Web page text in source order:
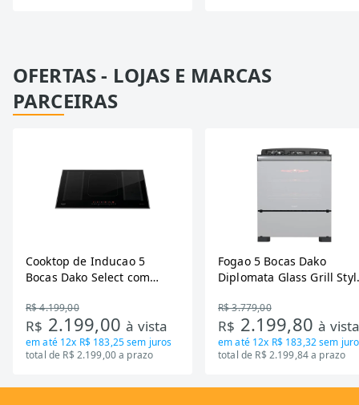
OFERTAS - LOJAS E MARCAS
PARCEIRAS
Cooktop de Inducao 5
Bocas Dako Select com
R$ 4.199,00
R$ 2.199,00à vista
em até 12x R$ 183,25sem juros
total de R$ 2.199,00 a prazo
Fogao 5 Bocas Dako
Diplomata Glass Grill
R$ 3.779,00
R$ 2.199,80à
em até 12x R$ 183,32sem
total de R$ 2.199,84 a prazo